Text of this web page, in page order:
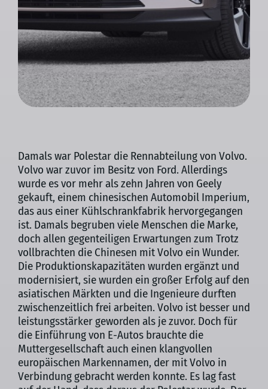
Damals war Polestar die Rennabteilung von Volvo.
Volvo war zuvor im Besitz von Ford. Allerdings
wurde es vor mehr als zehn Jahren von Geely
gekauft, einem chinesischen Automobil Imperium,
das aus einer Kühlschrankfabrik hervorgegangen
ist. Damals begruben viele Menschen die Marke,
doch allen gegenteiligen Erwartungen zum Trotz
vollbrachten die Chinesen mit Volvo ein Wunder.
Die Produktionskapazitäten wurden ergänzt und
modernisiert, sie wurden ein großer Erfolg auf den
asiatischen Märkten und die Ingenieure durften
zwischenzeitlich frei arbeiten. Volvo ist besser und
leistungsstärker geworden als je zuvor. Doch für
die Einführung von E-Autos brauchte die
Muttergesellschaft auch einen klangvollen
europäischen Markennamen, der mit Volvo in
Verbindung gebracht werden konnte. Es lag fast